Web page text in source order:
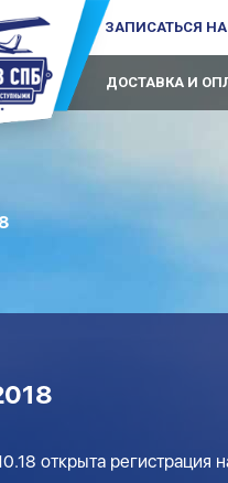
ЗАПИСАТЬСЯ
ДОСТАВКА И
открыта регистрация